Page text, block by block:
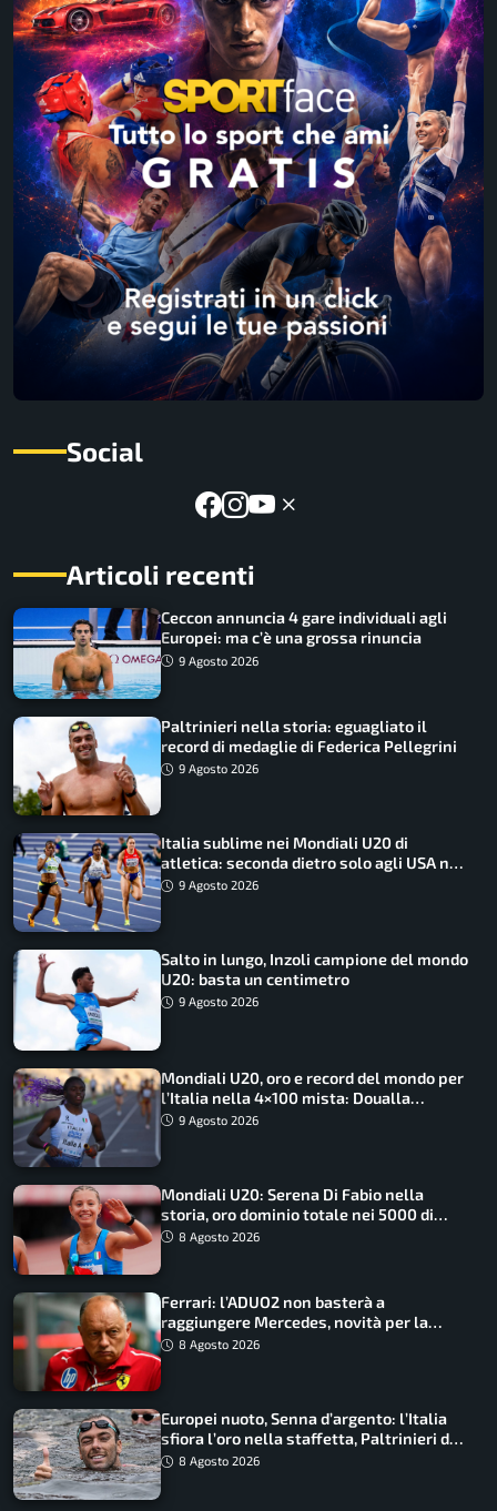
Social
Articoli recenti
Ceccon annuncia 4 gare individuali agli
Europei: ma c’è una grossa rinuncia
9 Agosto 2026
Paltrinieri nella storia: eguagliato il
record di medaglie di Federica Pellegrini
9 Agosto 2026
Italia sublime nei Mondiali U20 di
atletica: seconda dietro solo agli USA nel
medagliere
9 Agosto 2026
Salto in lungo, Inzoli campione del mondo
U20: basta un centimetro
9 Agosto 2026
Mondiali U20, oro e record del mondo per
l’Italia nella 4×100 mista: Doualla
straordinaria
9 Agosto 2026
Mondiali U20: Serena Di Fabio nella
storia, oro dominio totale nei 5000 di
marcia
8 Agosto 2026
Ferrari: l’ADUO2 non basterà a
raggiungere Mercedes, novità per la
Macarena
8 Agosto 2026
Europei nuoto, Senna d’argento: l’Italia
sfiora l’oro nella staffetta, Paltrinieri da
urlo, il bilancio azzurro
8 Agosto 2026